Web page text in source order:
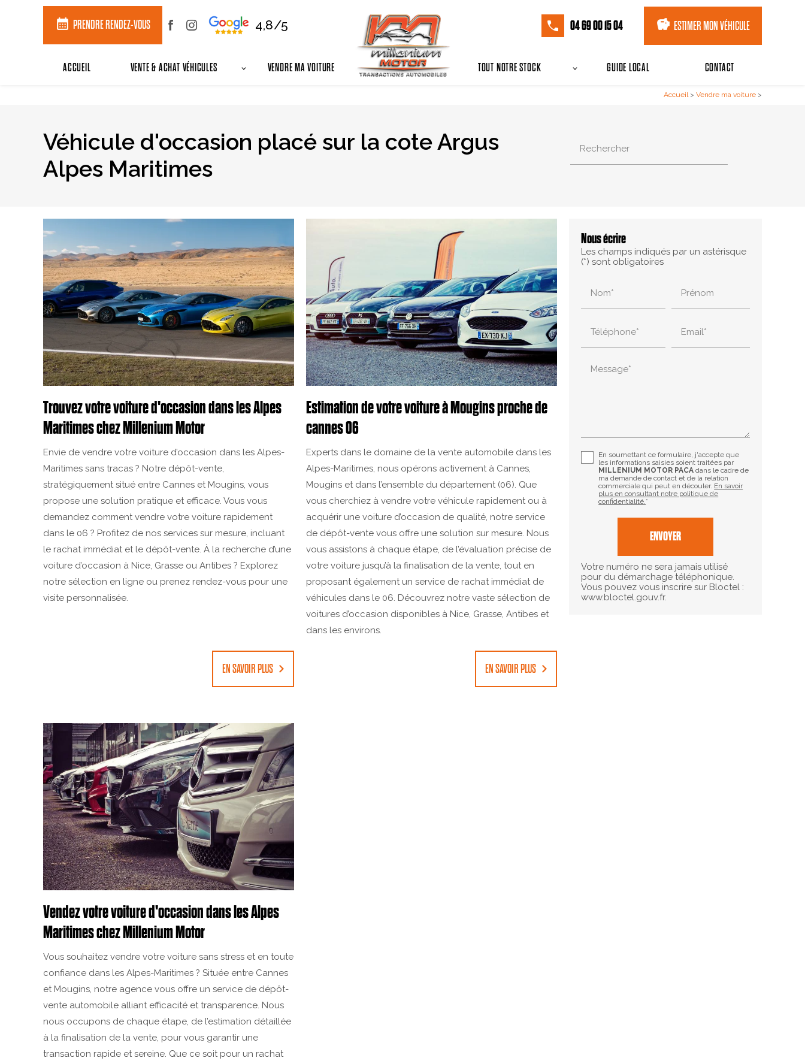
calendar_month PRENDRE RENDEZ-VOUS 4,8/5
ACCUEIL VENTE & ACHAT VÉHICULES VENDRE MA VOITURE
04 69 00 15 04 savings ESTIMER MON VÉHICULE
TOUT NOTRE STOCK GUIDE LOCAL CONTACT
Accueil > Vendre ma voiture >
Véhicule d'occasion placé sur la cote Argus
Alpes Maritimes
Rechercher
Trouvez votre voiture d'occasion dans les Alpes
Maritimes chez Millenium Motor
Envie de vendre votre voiture d’occasion dans les Alpes-
Maritimes sans tracas ? Notre dépôt-vente,
stratégiquement situé entre Cannes et Mougins, vous
propose une solution pratique et efficace. Vous vous
demandez comment vendre votre voiture rapidement
dans le 06 ? Profitez de nos services sur mesure, incluant
le rachat immédiat et le dépôt-vente. À la recherche d’une
voiture d’occasion à Nice, Grasse ou Antibes ? Explorez
notre sélection en ligne ou prenez rendez-vous pour une
visite personnalisée.
EN SAVOIR PLUS
Estimation de votre voiture à Mougins proche de
cannes 06
Experts dans le domaine de la vente automobile dans les
Alpes-Maritimes, nous opérons activement à Cannes,
Mougins et dans l’ensemble du département (06). Que
vous cherchiez à vendre votre véhicule rapidement ou à
acquérir une voiture d’occasion de qualité, notre service
de dépôt-vente vous offre une solution sur mesure. Nous
vous assistons à chaque étape, de l’évaluation précise de
votre voiture jusqu’à la finalisation de la vente, tout en
proposant également un service de rachat immédiat de
véhicules dans le 06. Découvrez notre vaste sélection de
voitures d’occasion disponibles à Nice, Grasse, Antibes et
dans les environs.
EN SAVOIR PLUS
Vendez votre voiture d'occasion dans les Alpes
Maritimes chez Millenium Motor
Vous souhaitez vendre votre voiture sans stress et en toute
confiance dans les Alpes-Maritimes ? Située entre Cannes
et Mougins, notre agence vous offre un service de dépôt-
vente automobile alliant efficacité et transparence. Nous
nous occupons de chaque étape, de l’estimation détaillée
à la finalisation de la vente, pour vous garantir une
transaction rapide et sereine. Que ce soit pour un rachat
Nous écrire
Les champs indiqués par un astérisque
(*) sont obligatoires
Nom* Prénom
Téléphone* Email*
Message*
En soumettant ce formulaire, j'accepte que
les informations saisies soient traitées par
MILLENIUM MOTOR PACA dans le cadre de
ma demande de contact et de la relation
commerciale qui peut en découler. En savoir
plus en consultant notre politique de
confidentialité.*
Votre numéro ne sera jamais utilisé
pour du démarchage téléphonique.
Vous pouvez vous inscrire sur Bloctel :
www.bloctel.gouv.fr.
Panneau de gestion des cookies